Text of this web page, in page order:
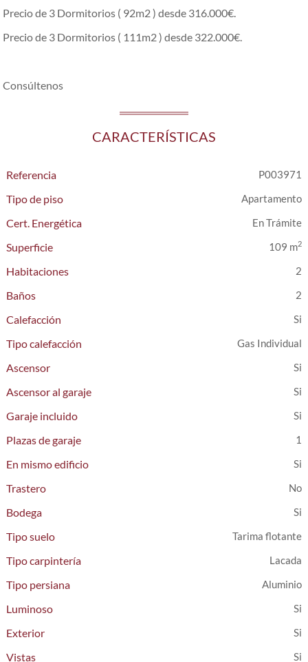
Precio de 3 Dormitorios ( 92m2 ) desde 316.000€.
Precio de 3 Dormitorios ( 111m2 ) desde 322.000€.
Consúltenos
CARACTERÍSTICAS
Referencia P003971
Tipo de piso Apartamento
Cert. Energética En Trámite
Superficie 109 m2
Habitaciones 2
Baños 2
Calefacción
Tipo calefacción
Gas Individual
Ascensor
Ascensor al garaje
Garaje incluido
Plazas de garaje
1
En mismo edificio
Trastero
Bodega
Tipo suelo
Tarima flotante
Tipo carpintería Lacada
Tipo persiana Aluminio
Luminoso
Exterior
Vistas